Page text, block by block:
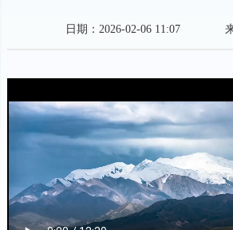
日期：2026-02-06 11:07